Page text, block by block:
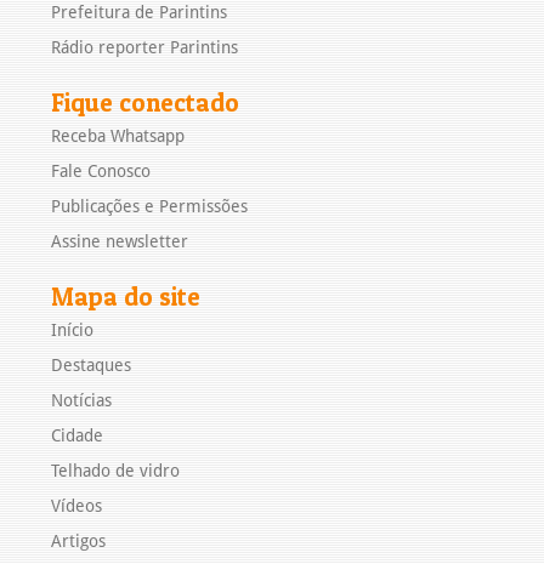
Prefeitura de Parintins
Rádio reporter Parintins
Fique conectado
Receba Whatsapp
Fale Conosco
Publicações e Permissões
Assine newsletter
Mapa do site
Início
Destaques
Notícias
Cidade
Telhado de vidro
Vídeos
Artigos